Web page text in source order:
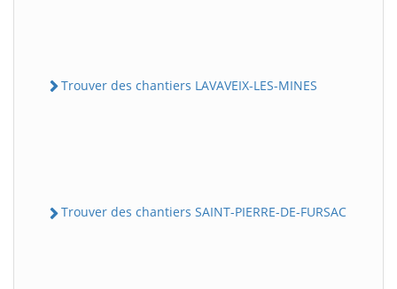
Trouver des chantiers LAVAVEIX-LES-MINES
Trouver des chantiers SAINT-PIERRE-DE-FURSAC